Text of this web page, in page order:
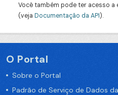
Você também pode ter acesso
(veja Documentação da API).
O Portal
Sobre o Portal
Padrão de Serviço de Dados